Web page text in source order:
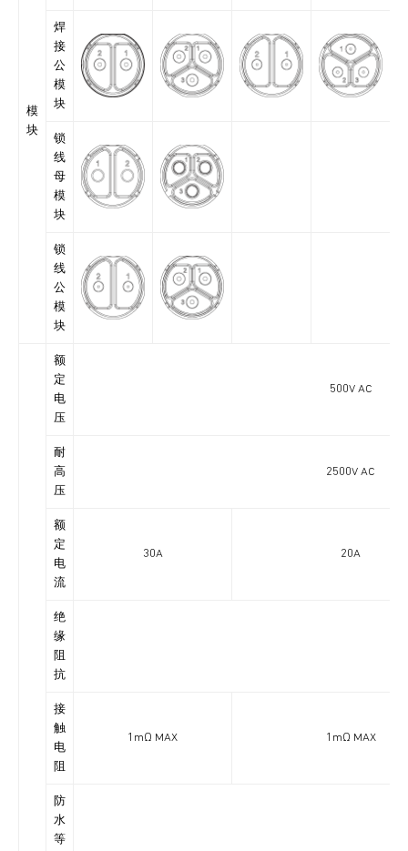
模
块
焊
接
公
模
块
锁
线
母
模
块
锁
线
公
模
块
额
定
电
压
500V AC
耐
高
压
2500V AC
额
定
电
流
30A 20A
绝
缘
阻
抗
接
触
电
阻
1mΩ MAX 1mΩ MAX
防
水
等